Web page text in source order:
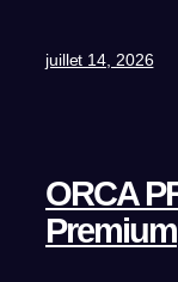
juillet 14, 2026
ORCA
Premium